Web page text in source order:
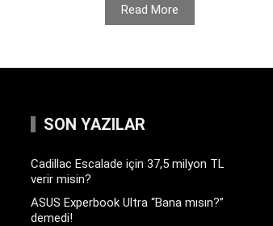
Read More
SON YAZILAR
Cadillac Escalade için 37,5 milyon TL
verir misin?
ASUS Experbook Ultra “Bana mısın?”
demedi!